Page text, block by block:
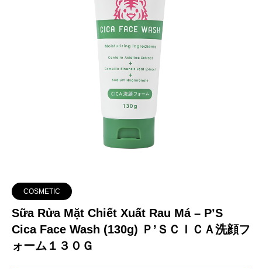
COSMETIC
Sữa Rửa Mặt Chiết Xuất Rau Má – P’S
Cica Face Wash (130g) Ｐ’ＳＣＩＣＡ洗顔フ
ォーム１３０Ｇ